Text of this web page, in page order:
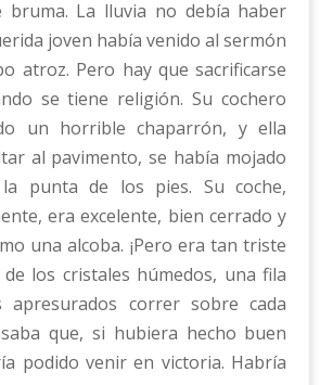
bruma. La lluvia no debía haber
joven había venido al sermón
atroz. Pero hay que sacrificarse
se tiene religión. Su cochero
un horrible chaparrón, y ella
al pavimento, se había mojado
la punta de los pies. Su coche,
era excelente, bien cerrado y
una alcoba. ¡Pero era tan triste
los cristales húmedos, una fila
apresurados correr sobre cada
que, si hubiera hecho buen
podido venir en victoria. Habría